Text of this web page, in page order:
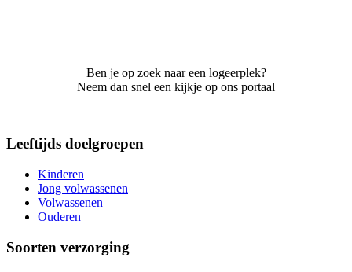
Ben je op zoek naar een logeerplek?
Neem dan snel een kijkje op ons portaal
Leeftijds doelgroepen
Kinderen
Jong volwassenen
Volwassenen
Ouderen
Soorten verzorging